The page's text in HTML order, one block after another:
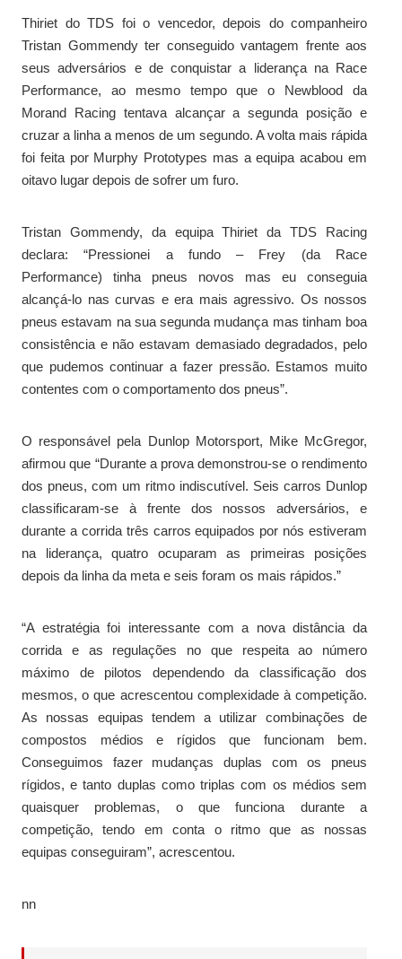
Thiriet do TDS foi o vencedor, depois do companheiro
Tristan Gommendy ter conseguido vantagem frente aos
seus adversários e de conquistar a liderança na Race
Performance, ao mesmo tempo que o Newblood da
Morand Racing tentava alcançar a segunda posição e
cruzar a linha a menos de um segundo. A volta mais rápida
foi feita por Murphy Prototypes mas a equipa acabou em
oitavo lugar depois de sofrer um furo.
Tristan Gommendy, da equipa Thiriet da TDS Racing
declara: “Pressionei a fundo – Frey (da Race
Performance) tinha pneus novos mas eu conseguia
alcançá-lo nas curvas e era mais agressivo. Os nossos
pneus estavam na sua segunda mudança mas tinham boa
consistência e não estavam demasiado degradados, pelo
que pudemos continuar a fazer pressão. Estamos muito
contentes com o comportamento dos pneus”.
O responsável pela Dunlop Motorsport, Mike McGregor,
afirmou que “Durante a prova demonstrou-se o rendimento
dos pneus, com um ritmo indiscutível. Seis carros Dunlop
classificaram-se à frente dos nossos adversários, e
durante a corrida três carros equipados por nós estiveram
na liderança, quatro ocuparam as primeiras posições
depois da linha da meta e seis foram os mais rápidos.”
“A estratégia foi interessante com a nova distância da
corrida e as regulações no que respeita ao número
máximo de pilotos dependendo da classificação dos
mesmos, o que acrescentou complexidade à competição.
As nossas equipas tendem a utilizar combinações de
compostos médios e rígidos que funcionam bem.
Conseguimos fazer mudanças duplas com os pneus
rígidos, e tanto duplas como triplas com os médios sem
quaisquer problemas, o que funciona durante a
competição, tendo em conta o ritmo que as nossas
equipas conseguiram”, acrescentou.
nn